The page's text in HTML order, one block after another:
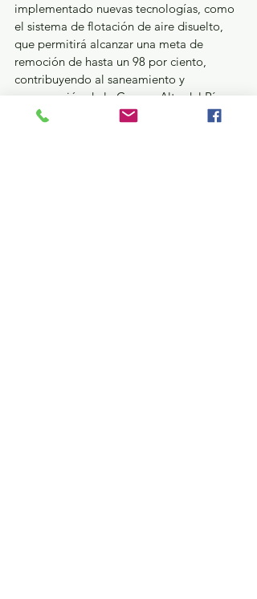
implementado nuevas tecnologías, como
el sistema de flotación de aire disuelto,
que permitirá alcanzar una meta de
remoción de hasta un 98 por ciento,
contribuyendo al saneamiento y
recuperación de la Cuenca Alta del Río
Lerma.